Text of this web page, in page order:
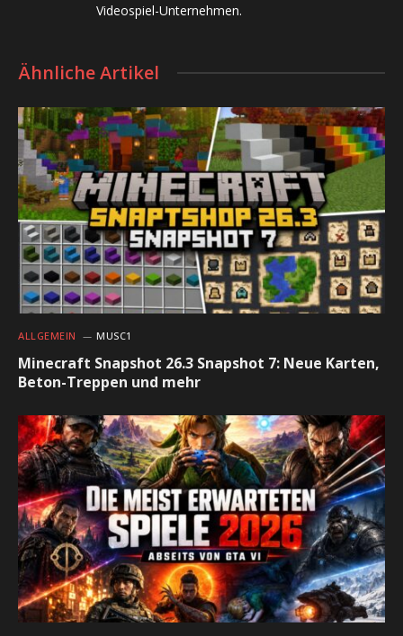
Videospiel-Unternehmen.
Ähnliche Artikel
ALLGEMEIN MUSC1
Minecraft Snapshot 26.3 Snapshot 7: Neue Karten,
Beton-Treppen und mehr